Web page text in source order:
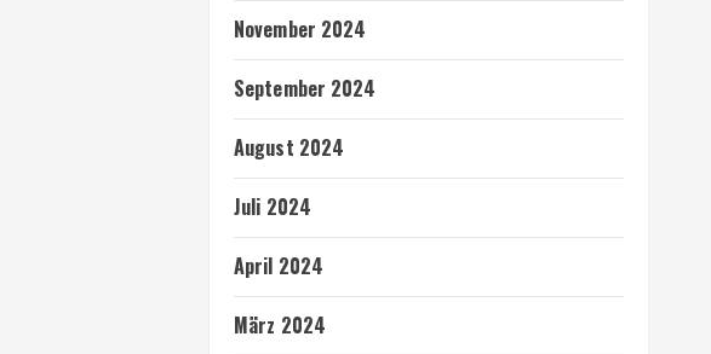
November 2024
September 2024
August 2024
Juli 2024
April 2024
März 2024